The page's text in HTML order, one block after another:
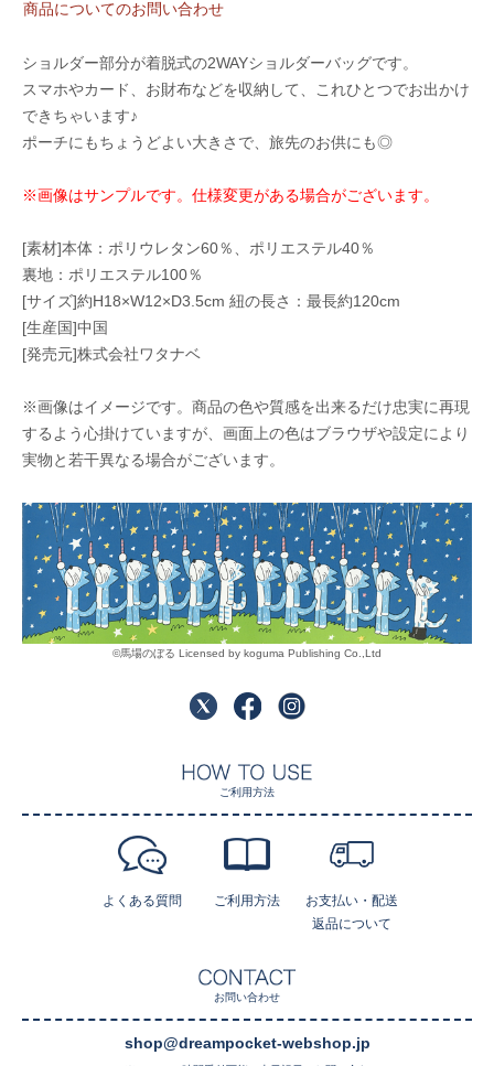
商品についてのお問い合わせ
ショルダー部分が着脱式の2WAYショルダーバッグです。
スマホやカード、お財布などを収納して、これひとつでお出かけ
できちゃいます♪
ポーチにもちょうどよい大きさで、旅先のお供にも◎
※画像はサンプルです。仕様変更がある場合がございます。
[素材]本体：ポリウレタン60％、ポリエステル40％
裏地：ポリエステル100％
[サイズ]約H18×W12×D3.5cm 紐の長さ：最長約120cm
[生産国]中国
[発売元]株式会社ワタナベ
※画像はイメージです。商品の色や質感を出来るだけ忠実に再現
するよう心掛けていますが、画面上の色はブラウザや設定により
実物と若干異なる場合がございます。
©馬場のぼる Licensed by koguma Publishing Co.,Ltd
お問い合わせ
shop@dreampocket-webshop.jp
ご利用方法
よくある質問 ご利用方法
お支払い・配送
返品について